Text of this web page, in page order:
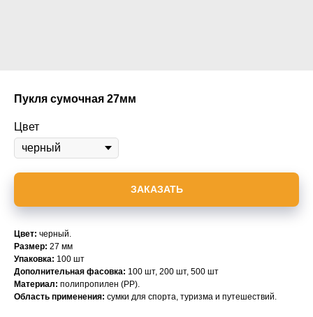
Пукля сумочная 27мм
Цвет
ЗАКАЗАТЬ
Цвет: черный.
Размер: 27 мм
Упаковка: 100 шт
Дополнительная фасовка: 100 шт, 200 шт, 500 шт
Материал: полипропилен (PP).
Область применения: сумки для спорта, туризма и путешествий.